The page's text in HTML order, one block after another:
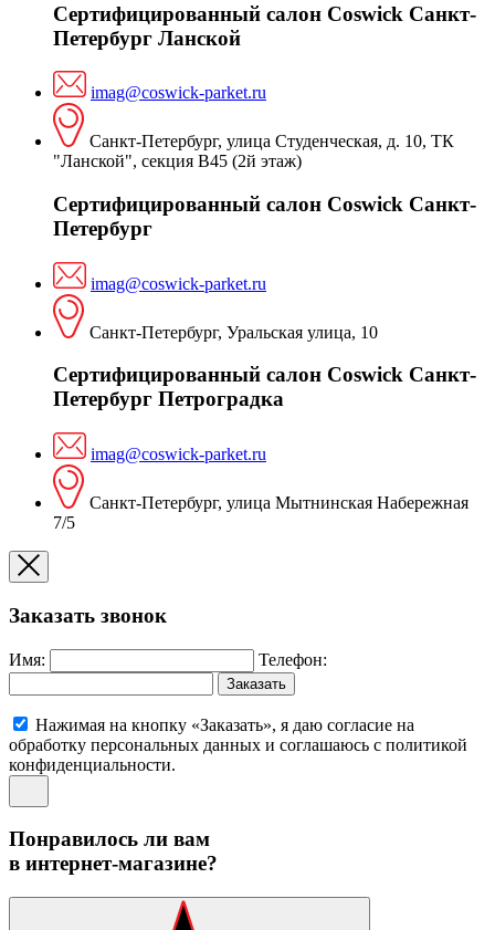
Сертифицированный салон Coswick Санкт-
Петербург Ланской
imag@coswick-parket.ru
Санкт-Петербург, улица Студенческая, д. 10, ТК
"Ланской", секция В45 (2й этаж)
Сертифицированный салон Coswick Санкт-
Петербург
imag@coswick-parket.ru
Санкт-Петербург, Уральская улица, 10
Сертифицированный салон Coswick Санкт-
Петербург Петроградка
imag@coswick-parket.ru
Санкт-Петербург, улица Мытнинская Набережная
7/5
Заказать звонок
Имя: Телефон:
Заказать
Нажимая на кнопку «Заказать», я даю согласие на
обработку персональных данных и соглашаюсь c политикой
конфиденциальности.
Понравилось ли вам
в интернет-магазине?